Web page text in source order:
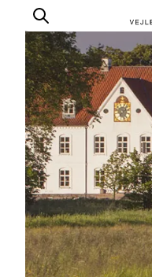
Udflugtsmål
Ture &
Det sker
Overnatning
Planlæg din
-
Projekter